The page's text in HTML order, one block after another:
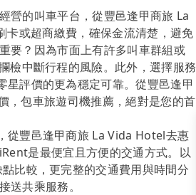
營的叫車平台，從豐邑逢甲商旅 La
或超商繳費，確保金流清楚，避免
要？因為市面上有許多叫車群組或
檢中斷行程的風險。此外，選擇服務
評價的更為穩定可靠。從豐邑逢甲
包車旅遊司機推薦，絕對是您的首
從豐邑逢甲商旅 La Vida Hotel去惠
是最便宜且方便的交通方式。以
比較，更完整的交通費用與時間分
共乘服務。